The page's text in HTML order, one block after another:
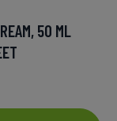
50 ML